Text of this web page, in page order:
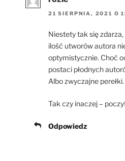
21 SIERPNIA, 2021 O
Niestety tak się zdarza,
ilość utworów autora
optymistycznie. Choć
postaci płodnych
Albo zwyczajne perełki.
Tak czy inaczej –
Odpowiedz